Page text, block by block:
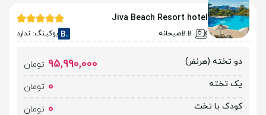
Jiva Beach Resort hotel
صبحانه بوکینگ: ندارد
دو تخته (هرنفر) 95,990,000 تومان
یک تخته
0 تومان
کودک با تخت
0 تومان